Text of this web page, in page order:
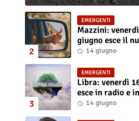
EMERGENTI
Mazzini:
giugno esce il
singolo “Se ti va”
14 giugno
EMERGENTI
Libra: venerdì
esce in radio e
“Isola” il singolo
14 giugno